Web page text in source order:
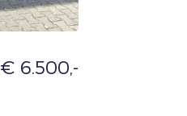
€ 6.500,-